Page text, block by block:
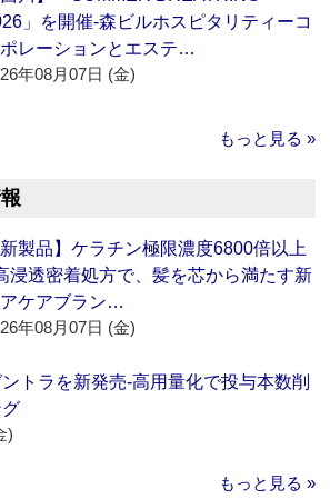
」を開催‐森ビルホスピタリティーコ
レーションとエステ…
年08月07日 (金)
もっと見る »
新製品】ケラチン極限濃度6800倍以上
浸透密着処方で、髪を芯から満たす新
ケアブラン…
年08月07日 (金)
ントラを新発売‐高用量化で投与本数削
)
もっと見る »